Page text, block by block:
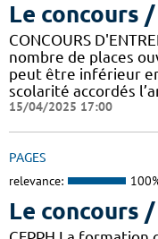
Le concours
CONCOURS
nombre de places
peut être inférieur
scolarité accordés
15/04/2025 17:00
PAGES
relevance:
Le concours